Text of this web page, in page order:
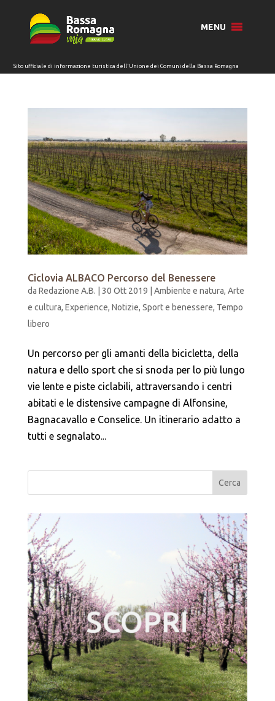
MENU
Ciclovia ALBACO Percorso del Benessere
da Redazione A.B. 30 Ott 2019 Ambiente e natura, Arte
e cultura, Experience, Notizie, Sport e benessere, Tempo
libero
Un percorso per gli amanti della bicicletta, della
natura e dello sport che si snoda per lo più lungo
vie lente e piste ciclabili, attraversando i centri
abitati e le distensive campagne di Alfonsine,
Bagnacavallo e Conselice. Un itinerario adatto a
tutti e segnalato...